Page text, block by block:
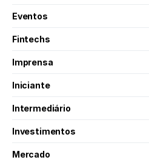
Eventos
Fintechs
Imprensa
Iniciante
Intermediário
Investimentos
Mercado